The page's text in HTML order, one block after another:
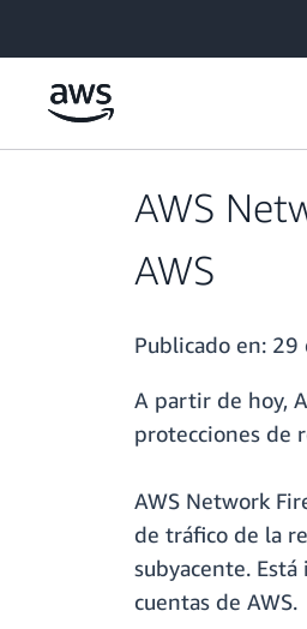
AWS
AWS
Publicado en: 29
A partir de hoy,
protecciones de
AWS Network
de tráfico de la
subyacente.
cuentas de AWS.